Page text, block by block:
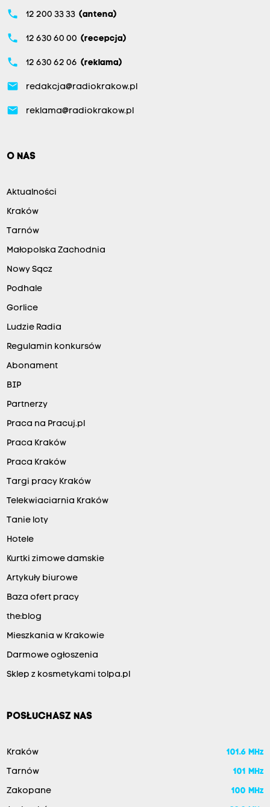
phone 12 200 33 33 (antena)
phone 12 630 60 00 (recepcja)
phone 12 630 62 06 (reklama)
email redakcja@radiokrakow.pl
email reklama@radiokrakow.pl
O NAS
Aktualności
Kraków
Tarnów
Małopolska Zachodnia
Nowy Sącz
Podhale
Gorlice
Ludzie Radia
Regulamin konkursów
Abonament
BIP
Partnerzy
Praca na Pracuj.pl
Praca Kraków
Praca Kraków
Targi pracy Kraków
Telekwiaciarnia Kraków
Tanie loty
Hotele
Kurtki zimowe damskie
Artykuły biurowe
Baza ofert pracy
the:blog
Mieszkania w Krakowie
Darmowe ogłoszenia
Sklep z kosmetykami tolpa.pl
POSŁUCHASZ NAS
Kraków 101.6 MHz
Tarnów 101 MHz
Zakopane 100 MHz